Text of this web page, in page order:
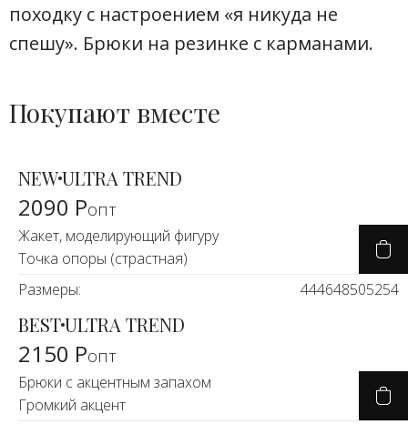
походку с настроением «я никуда не
спешу». Брюки на резинке с карманами.
Покупают вместе
NEWULTRA TREND
2090 Ропт
Жакет, моделирующий фигуру
Точка опоры (страстная)
Размеры:
444648505254
BESTULTRA TREND
2150 Ропт
Брюки с акцентным запахом
Громкий акцент